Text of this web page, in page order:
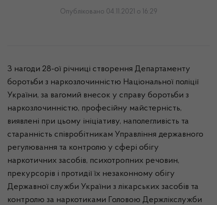
Опубліковано 04.11.2021 о 16:29
З нагоди 28-ої річниці створення Департаменту
боротьби з наркозлочинністю Національної поліції
України, за вагомий внесок у справу боротьби з
наркозлочинністю, професійну майстерність,
виявлені при цьому ініціативу, наполегливість та
старанність співробітникам Управління державного
регулювання та контролю у сфері обігу
наркотичних засобів, психотропних речовин,
прекурсорів і протидії їх незаконному обігу
Державної служби України з лікарських засобів та
контролю за наркотиками Головою Держлікслужби